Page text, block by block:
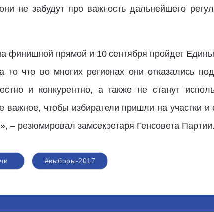
не забудут про важность дальнейшего
финишной прямой и 10 сентября пройдет
что во многих регионах они отказались
и конкурентно, а также не станут
важное, чтобы избиратели пришли на участки и
– резюмировал замсекретаря Генсовета Партии.
#выборы-2017